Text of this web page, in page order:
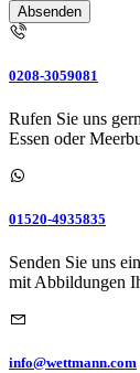
Absenden
0208-3059081
Rufen Sie uns
Essen oder
01520-4935835
Senden Sie uns
mit Abbildungen
info@wettmann.com